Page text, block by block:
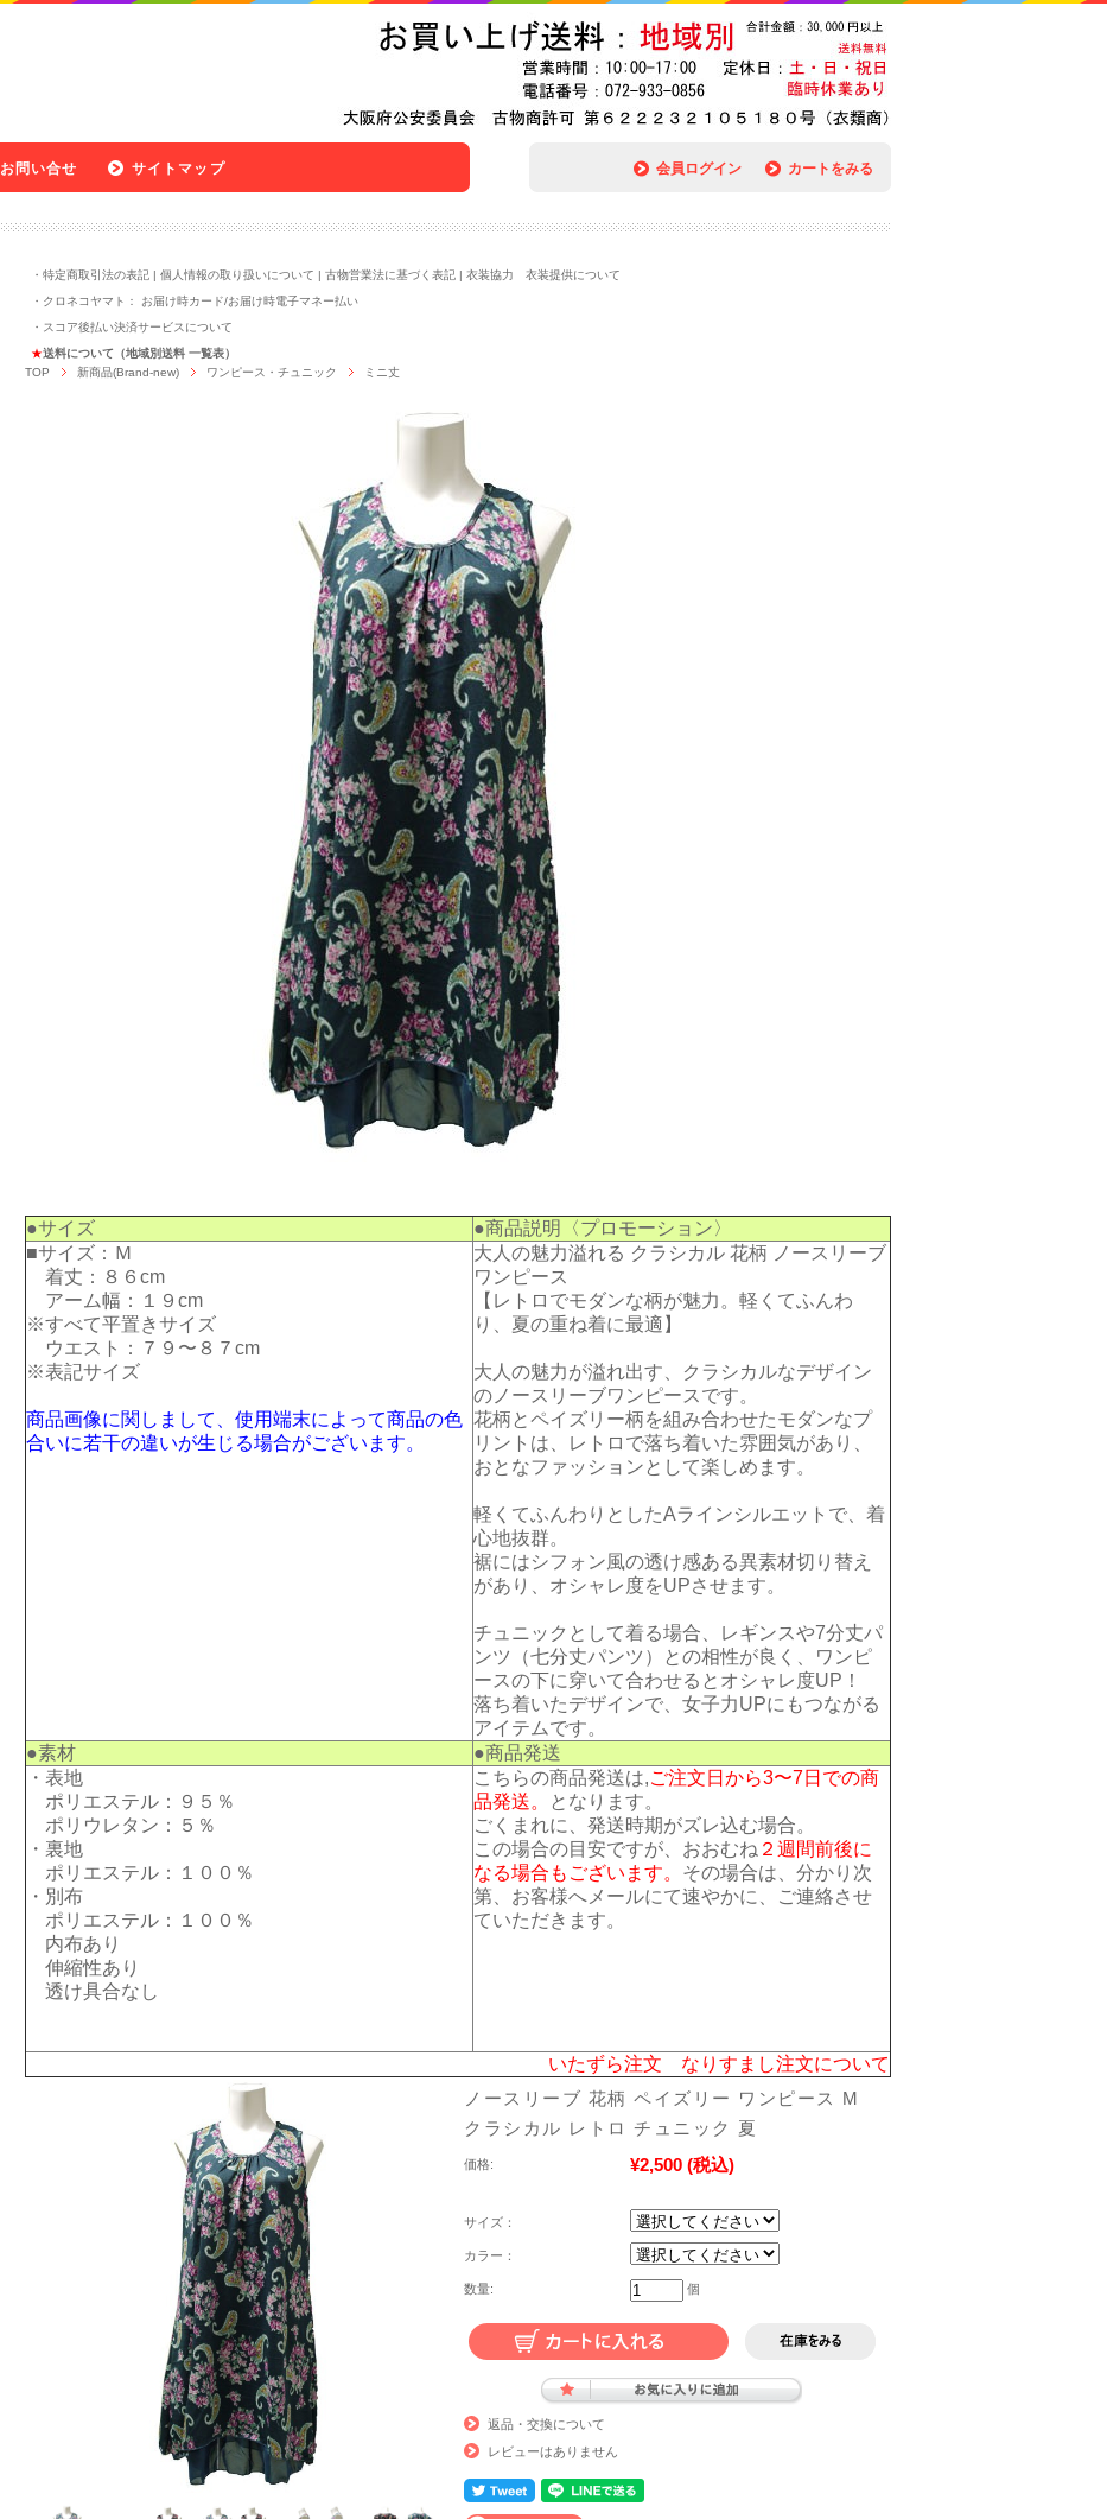
会員ログイン カートをみる
お問い合せ サイトマップ
・ 特定商取引法の表記 | 個人情報の取り扱いについて | 古物営業法に基づく表記 | 衣装協力 衣装提供について
・クロネコヤマト： お届け時カード/お届け時電子マネー払い
・ スコア後払い決済サービスについて
★送料について（地域別送料 一覧表）
TOP
新商品(Brand-new) ワンピース・チュニック ミニ丈
●サイズ
●商品説明〈プロモーション〉
■サイズ：Ｍ
着丈：８６cm
アーム幅：１９cm
※すべて平置きサイズ
ウエスト：７９〜８７cm
※表記サイズ
商品画像に関しまして、使用端末によって商品の色
合いに若干の違いが生じる場合がございます。
大人の魅力溢れる クラシカル 花柄 ノースリーブ
ワンピース
【レトロでモダンな柄が魅力。軽くてふんわ
り、夏の重ね着に最適】
大人の魅力が溢れ出す、クラシカルなデザイン
のノースリーブワンピースです。
花柄とペイズリー柄を組み合わせたモダンなプ
リントは、レトロで落ち着いた雰囲気があり、
おとなファッションとして楽しめます。
軽くてふんわりとしたAラインシルエットで、着
心地抜群。
裾にはシフォン風の透け感ある異素材切り替え
があり、オシャレ度をUPさせます。
チュニックとして着る場合、レギンスや7分丈パ
ンツ（七分丈パンツ）との相性が良く、ワンピ
ースの下に穿いて合わせるとオシャレ度UP！
落ち着いたデザインで、女子力UPにもつながる
アイテムです。
●素材
●商品発送
・表地
ポリエステル：９５％
ポリウレタン：５％
・裏地
ポリエステル：１００％
・別布
ポリエステル：１００％
内布あり
伸縮性あり
透け具合なし
こちらの商品発送は,ご注文日から3〜7日での商
品発送。
となります。
ごくまれに、発送時期がズレ込む場合。
この場合の目安ですが、おおむね ２週間前後に
なる場合もございます。 その場合は、分かり次
第、お客様へメールにて速やかに、ご連絡させ
ていただきます。
いたずら注文 なりすまし注文について
ノースリーブ 花柄 ペイズリー ワンピース M
クラシカル レトロ チュニック 夏
価格: ¥2,500 (税込)
サイズ：
カラー：
数量: 個
返品・交換について
レビューはありません